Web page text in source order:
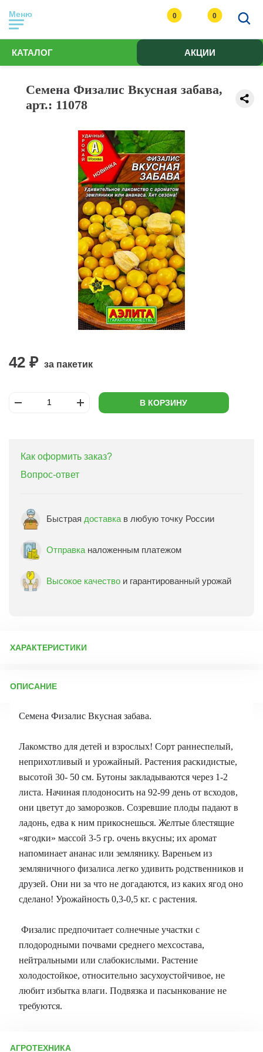
Меню 0 0
КАТАЛОГ АКЦИИ
Семена Физалис Вкусная забава,
арт.: 11078
42 ₽ за пакетик
В КОРЗИНУ
Как оформить заказ?
Вопрос-ответ
Быстрая доставка в любую точку России
Отправка наложенным платежом
Высокое качество и гарантированный урожай
ХАРАКТЕРИСТИКИ
Бренд товара:
ОПИСАНИЕ
Семена Физалис Вкусная забава.
Лакомство для детей и взрослых! Сорт раннеспелый,
неприхотливый и урожайный. Растения раскидистые,
высотой 30- 50 см. Бутоны закладываются через 1-2
листа. Начиная плодоносить на 92-99 день от всходов,
они цветут до заморозков. Созревшие плоды падают в
ладонь, едва к ним прикоснешься. Желтые блестящие
«ягодки» массой 3-5 гр. очень вкусны; их аромат
напоминает ананас или землянику. Вареньем из
земляничного физалиса легко удивить родственников и
друзей. Они ни за что не догадаются, из каких ягод оно
сделано! Урожайность 0,3-0,5 кг. с растения.
Физалис предпочитает солнечные участки с
плодородными почвами среднего мехсостава,
нейтральными или слабокислыми. Растение
холодостойкое, относительно засухоустойчивое, не
любит избытка влаги. Подвязка и пасынкование не
требуются.
АГРОТЕХНИКА